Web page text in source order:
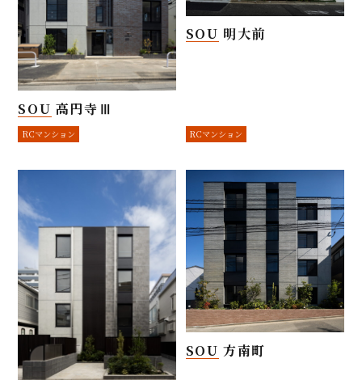
SOU 高円寺Ⅲ
RCマンション
SOU 明大前
RCマンション
SOU 方南町